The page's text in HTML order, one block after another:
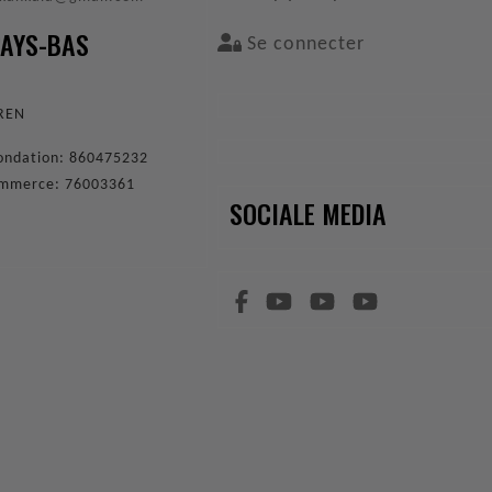
BAS
860475232
76003361
Se connecter
SOCIALE MEDIA